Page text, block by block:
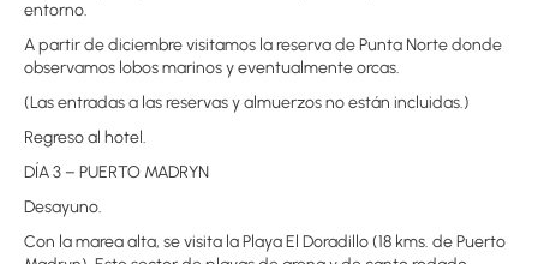
entorno.
A partir de diciembre visitamos la reserva de Punta Norte donde
observamos lobos marinos y eventualmente orcas.
(Las entradas a las reservas y almuerzos no están incluidas.)
Regreso al hotel.
DÍA 3 – PUERTO MADRYN
Desayuno.
Con la marea alta, se visita la Playa El Doradillo (18 kms. de Puerto